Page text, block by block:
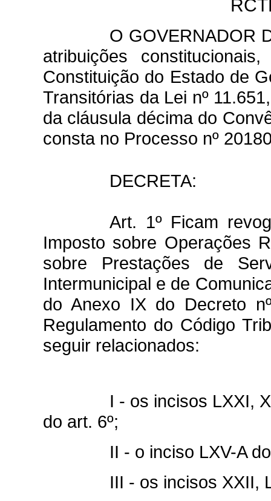
O GOVERNADOR
atribuições
Constituição do Estado de
Transitórias da Lei nº
da cláusula décima do
consta no Processo nº
DECRETA:
Art. 1º Ficam
Imposto sobre Operações
sobre Prestações de
Intermunicipal e de
do Anexo IX do Decreto
Regulamento do Código
seguir relacionados:
I - os incisos LXXI,
do art. 6º;
II - o inciso LXV-A
III - os incisos XXII,